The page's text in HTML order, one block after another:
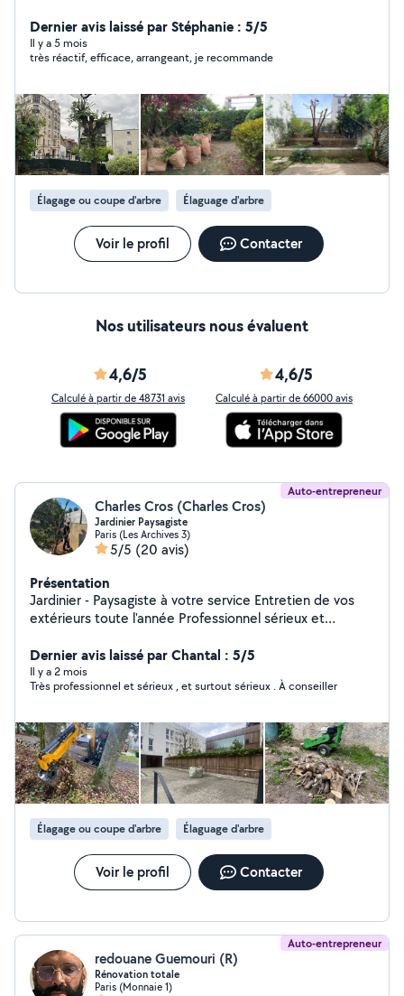
vous permettront d'embellir votre jardin et ainsi profiter
au maximum tout au long de l'année. - Tonte Gazon -
Pose Gazon Plaque - Scarification Gazon - Semer Gazon
de Jardin - Pose Dalle ( Pas Japonais) - Entretien et
Aménagement Terrasse - Taille Différents Haies - Taille
et Soins des Arbres ( Fruitier, Arbustes) - Élagage -
Débroussaillage - Désherbage - Ramassage des Feuilles
- Évacuation Déchets Verts - Amender la Terre -
Retourner la Terre - Plantation - Création Potager -
Installation et Réparation Système d'Arrosage -
Traitement Phytosanitaire - Fertilisation des Sols - Pose
Clôture - Pose Brise vue - Conseil et Suivi disponible et à
votre écoute, n'hésitez pas à me contacter.
Dernier avis laissé par Stéphanie : 5/5
Il y a 5 mois
très réactif, efficace, arrangeant, je recommande
Élagage ou coupe d'arbre Élaguage d'arbre
Voir le profil Contacter
Nos utilisateurs nous évaluent
4,6/5
Calculé à partir de 48731 avis
4,6/5
Calculé à partir de 66000 avis
Auto-entrepreneur
Charles Cros (Charles Cros)
Jardinier Paysagiste
Paris (Les Archives 3)
5/5 (20 avis)
Présentation
Jardinier - Paysagiste à votre service Entretien de vos
extérieurs toute l'année Professionnel sérieux et
soin de vos espaces verts et de vos extérieurs.
J'interviens pour l'entretien régulier ou ponctuel, en
m'adaptant à vos besoins et à votre planning.
du détail et du travail bien fait. Déplacement sur Paris
intra-muros et toute la banlieue parisienne ️ Disponible
7j/7, du lundi au dimanche Devis gratuit sur simple
demande Réponse rapide
Dernier avis laissé par Chantal : 5/5
Il y a 2 mois
Très professionnel et sérieux , et surtout sérieux . À conseiller
Élagage ou coupe d'arbre Élaguage d'arbre
Voir le profil Contacter
Auto-entrepreneur
redouane Guemouri (R)
Rénovation totale
Paris (Monnaie 1)